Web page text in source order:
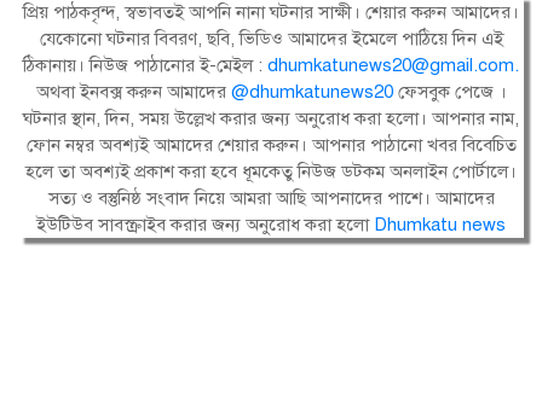
প্রিয় পাঠকবৃন্দ, স্বভাবতই আপনি নানা ঘটনার সাক্ষী। শেয়ার করুন আমাদের।
যেকোনো ঘটনার বিবরণ, ছবি, ভিডিও আমাদের ইমেলে পাঠিয়ে দিন এই
ঠিকানায়। নিউজ পাঠানোর ই-মেইল : dhumkatunews20@gmail.com.
অথবা ইনবক্স করুন আমাদের@dhumkatunews20 ফেসবুক পেজে ।
ঘটনার স্থান, দিন, সময় উল্লেখ করার জন্য অনুরোধ করা হলো। আপনার নাম,
ফোন নম্বর অবশ্যই আমাদের শেয়ার করুন। আপনার পাঠানো খবর বিবেচিত
হলে তা অবশ্যই প্রকাশ করা হবে ধূমকেতু নিউজ ডটকম অনলাইন পোর্টালে।
সত্য ও বস্তুনিষ্ঠ সংবাদ নিয়ে আমরা আছি আপনাদের পাশে। আমাদের
ইউটিউব সাবস্ক্রাইব করার জন্য অনুরোধ করা হলো Dhumkatu news